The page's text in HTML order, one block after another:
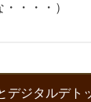
・・・）
デジタルデト